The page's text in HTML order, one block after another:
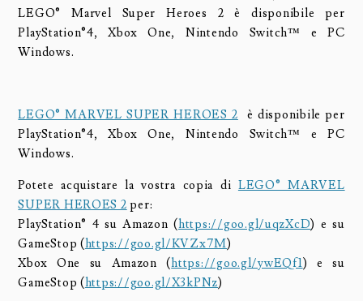
LEGO® Marvel Super Heroes 2 è disponibile per
PlayStation®4, Xbox One, Nintendo Switch™ e PC
Windows.
LEGO® MARVEL SUPER HEROES 2 è disponibile per
PlayStation®4, Xbox One, Nintendo Switch™ e PC
Windows.
Potete acquistare la vostra copia di LEGO® MARVEL
SUPER HEROES 2 per:
PlayStation® 4 su Amazon (https://goo.gl/uqzXcD) e su
GameStop (https://goo.gl/KVZx7M)
Xbox One su Amazon (https://goo.gl/ywEQf1) e su
GameStop (https://goo.gl/X3kPNz)